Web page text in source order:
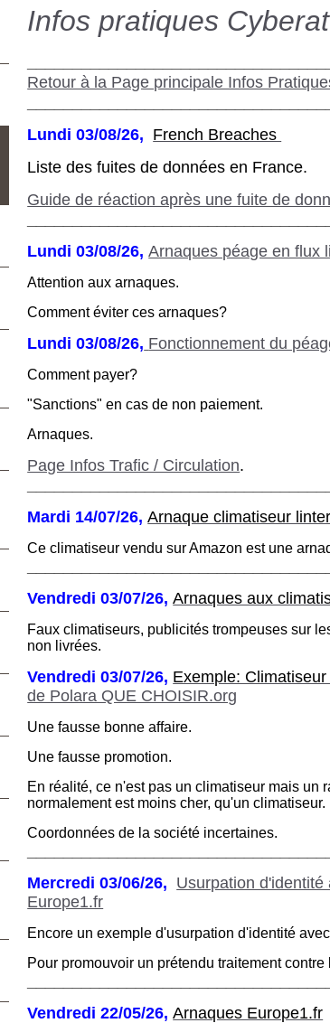
Infos pratiques
Retour à la Page principale Infos
Lundi 03/08/26, French Breaches
Liste des fuites de données en France.
Guide de réaction après une fuite de
Lundi 03/08/26,Arnaques péage en flux
Attention aux arnaques.
Comment éviter ces arnaques?
Lundi 03/08/26, Fonctionnement du
Comment payer?
"Sanctions" en cas de non paiement.
Arnaques.
Page Infos Trafic / Circulation.
Mardi 14/07/26,Arnaque climatiseur
Ce climatiseur vendu sur Amazon est une
Vendredi 03/07/26,Arnaques aux
Faux climatiseurs, publicités trompeuses sur
non livrées.
Vendredi 03/07/26, Exemple:
de Polara QUE CHOISIR.org
Une fausse bonne affaire.
Une fausse promotion.
En réalité, ce n'est pas un climatiseur mais un
normalementest moins cher, qu'un climatiseur.
Coordonnées de la société incertaines.
Mercredi 03/06/26, Usurpation
Europe1.fr
Encore un exemple d'usurpation d'identité
Pour promouvoir un prétendu traitement
Vendredi 22/05/26,Arnaques Europe1.fr